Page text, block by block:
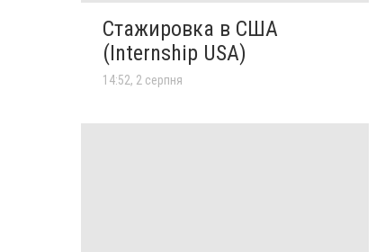
Стажировка в США
(Internship USA)
14:52, 2 серпня